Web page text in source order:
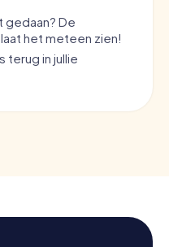
gedaan? De
het meteen zien!
terug in jullie